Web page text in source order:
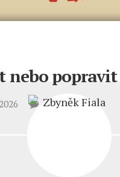
republika
nebo popravit
6 komentářůu